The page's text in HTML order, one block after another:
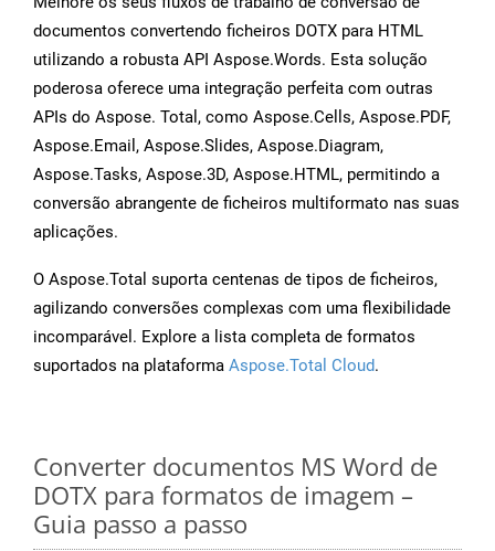
documentos convertendo ficheiros DOTX para HTML
utilizando a robusta API Aspose.Words. Esta solução
poderosa oferece uma integração perfeita com outras
APIs do Aspose. Total, como Aspose.Cells, Aspose.PDF,
Aspose.Email, Aspose.Slides, Aspose.Diagram,
Aspose.Tasks, Aspose.3D, Aspose.HTML, permitindo a
conversão abrangente de ficheiros multiformato nas suas
aplicações.
O Aspose.Total suporta centenas de tipos de ficheiros,
agilizando conversões complexas com uma flexibilidade
incomparável. Explore a lista completa de formatos
suportados na plataforma Aspose.Total Cloud.
Converter documentos MS Word de
DOTX para formatos de imagem –
Guia passo a passo